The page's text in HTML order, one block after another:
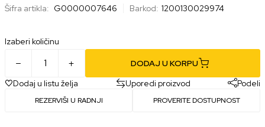
Šifra artikla: G0000007646 Barkod: 1200130029974
Izaberi količinu
DODAJ U KORPU
Dodaj u listu želja
Uporedi proizvod Podeli
REZERVIŠI U RADNJI PROVERITE DOSTUPNOST